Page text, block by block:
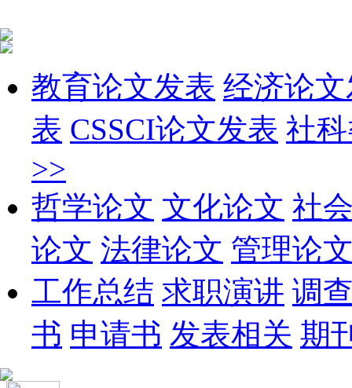
教育论文发表 经济论
表 CSSCI论文发表 社
>>
哲学论文 文化论文 社
论文 法律论文 管理论
工作总结 求职演讲 调
书 申请书 发表相关 期